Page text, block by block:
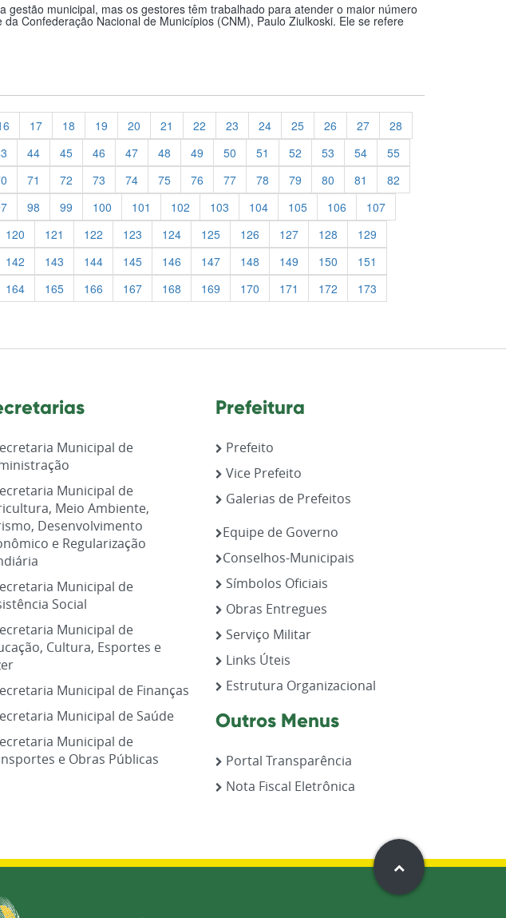
gestão municipal, mas os gestores têm trabalhado para atender o maior número
Confederação Nacional de Municípios (CNM), Paulo Ziulkoski. Ele se refere
17 18 19 20 21 22 23 24 25 26 27
28
44 45 46 47 48 49 50 51 52 53 54
55
71 72 73 74 75 76 77 78 79 80 81
82
98 99 100 101 102 103 104 105 106
107
120 121 122 123 124 125 126 127 128
129
142 143 144 145 146 147 148 149 150
151
164 165 166 167 168 169 170 171 172
173
Municipal de
Municipal de
Meio Ambiente,
Desenvolvimento
e Regularização
Municipal de
Social
Municipal de
Cultura, Esportes e
Municipal de Finanças
Municipal de Saúde
Municipal de
e Obras Públicas
Prefeitura
Prefeito
Vice Prefeito
Galerias de Prefeitos
Equipe de Governo
Conselhos-Municipais
Símbolos Oficiais
Obras Entregues
Serviço Militar
Links Úteis
Estrutura Organizacional
Outros Menus
Portal Transparência
Nota Fiscal Eletrônica